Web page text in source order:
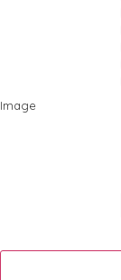
Image